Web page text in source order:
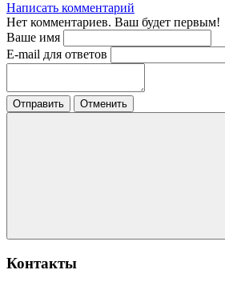
Написать комментарий
Нет комментариев. Ваш будет первым!
Ваше имя
E-mail для ответов
Отправить Отменить
Контакты